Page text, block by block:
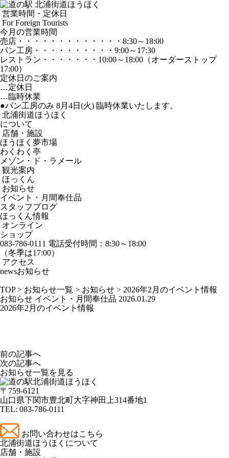
営業時間・定休日
For Foreign Tourists
今月の営業時間
売店 ・・・・・・・・・・・・・ 8:30～18:00
パン工房 ・・・・・・・・・・ 9:00～17:30
レストラン ・・・・・・・ 10:00～18:00 （オーダーストップ
17:00）
定休日のご案内
…定休日
…臨時休業
●パン工房のみ 8月4日(火) 臨時休業いたします。
北浦街道ほうほく
について
店舗・施設
ほうほく夢市場
わくわく亭
メゾン・ド・ラメール
観光案内
ほっくん
お知らせ
イベント・月間奉仕品
スタッフブログ
ほっくん情報
オンライン
ショップ
083-786-0111 電話受付時間：8:30～18:00
（冬季は17:00）
アクセス
newsお知らせ
TOP> お知らせ一覧 > お知らせ > 2026年2月のイベント情報
お知らせ イベント・月間奉仕品 2026.01.29
2026年2月のイベント情報
前の記事へ
次の記事へ
お知らせ一覧を見る
〒759-6121
山口県下関市豊北町大字神田上314番地1
TEL: 083-786-0111
お問い合わせはこちら
北浦街道ほうほくについて
店舗・施設